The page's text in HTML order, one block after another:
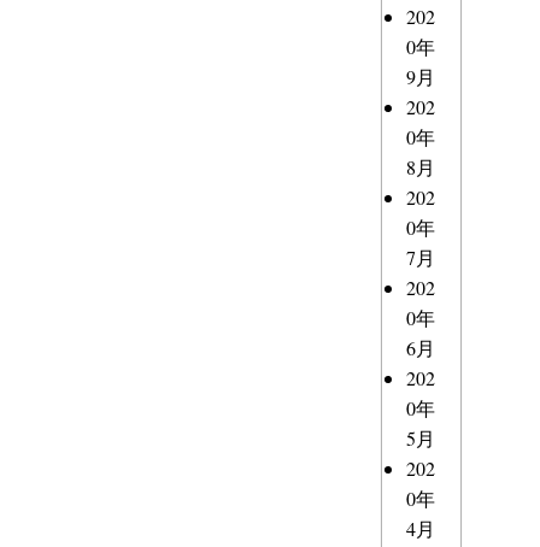
202
0年
9月
202
0年
8月
202
0年
7月
202
0年
6月
202
0年
5月
202
0年
4月